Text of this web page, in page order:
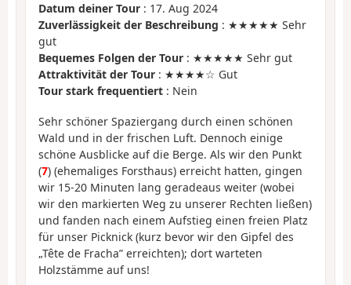
Datum deiner Tour : 17. Aug 2024
Zuverlässigkeit der Beschreibung : ★★★★★ Sehr
gut
Bequemes Folgen der Tour : ★★★★★ Sehr gut
Attraktivität der Tour : ★★★★☆ Gut
Tour stark frequentiert : Nein
Sehr schöner Spaziergang durch einen schönen
Wald und in der frischen Luft. Dennoch einige
schöne Ausblicke auf die Berge. Als wir den Punkt
(7) (ehemaliges Forsthaus) erreicht hatten, gingen
wir 15-20 Minuten lang geradeaus weiter (wobei
wir den markierten Weg zu unserer Rechten ließen)
und fanden nach einem Aufstieg einen freien Platz
für unser Picknick (kurz bevor wir den Gipfel des
„Tête de Fracha” erreichten); dort warteten
Holzstämme auf uns!